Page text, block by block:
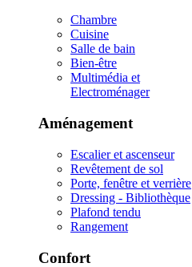
Chambre
Cuisine
Salle de bain
Bien-être
Multimédia et
Electroménager
Aménagement
Escalier et ascenseur
Revêtement de sol
Porte, fenêtre et verrière
Dressing - Bibliothèque
Plafond tendu
Rangement
Confort